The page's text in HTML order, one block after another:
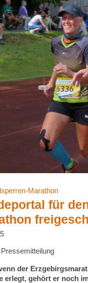
Marathon
für
der
erlegt, gehört er noch